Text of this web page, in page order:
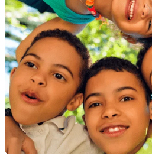
E-Books
Eventos
Podcast
Assine
Taba na Escola